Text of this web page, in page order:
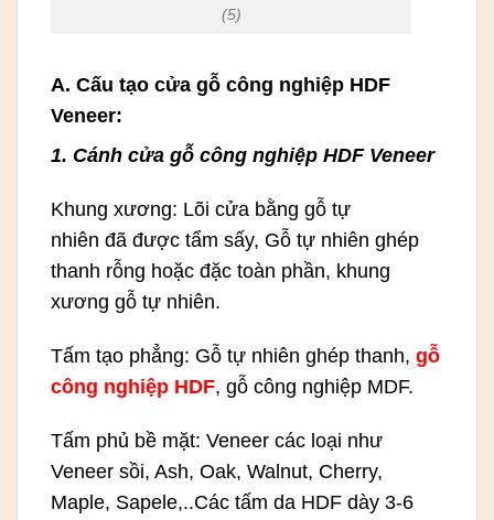
(5)
A. Cấu tạo cửa gỗ công nghiệp HDF
Veneer:
1. Cánh cửa gỗ công nghiệp HDF Veneer
Khung xương: Lõi cửa bằng gỗ tự
nhiên đã được tẩm sấy, Gỗ tự nhiên ghép
thanh rỗng hoặc đặc toàn phần, khung
xương gỗ tự nhiên.
Tấm tạo phẳng: Gỗ tự nhiên ghép thanh, gỗ
công nghiệp HDF, gỗ công nghiệp MDF.
Tấm phủ bề mặt: Veneer các loại như
Veneer sồi, Ash, Oak, Walnut, Cherry,
Maple, Sapele,..Các tấm da HDF dày 3-6